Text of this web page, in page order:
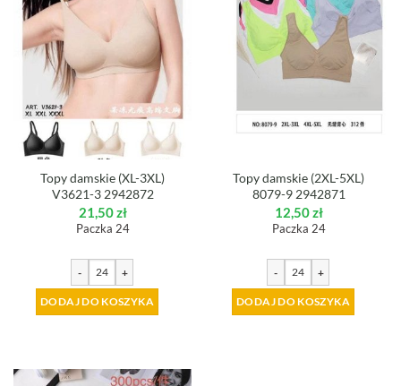
Topy damskie (XL-3XL)
V3621-3 2942872
21,50zł
Paczka 24
- +
DODAJ DO KOSZYKA
Topy damskie (2XL-5XL)
8079-9 2942871
12,50zł
Paczka 24
- +
DODAJ DO KOSZYKA